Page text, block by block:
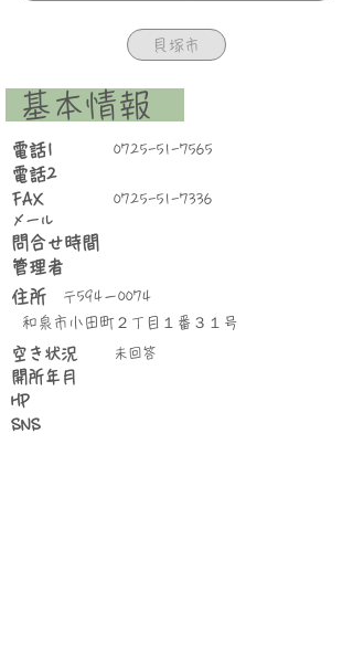
貝塚市
​ 基本情報
​電話1
電話2
FAX
​メール
問合せ時間
管理者
0725-51-7565
0725-51-7336
住所
〒594－0074
和泉市小田町２丁目１番３１号
空き状況
​開所年月
HP
未回答
SNS